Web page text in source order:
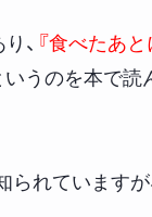
、 『食べたあ
いうのを本で読
れています